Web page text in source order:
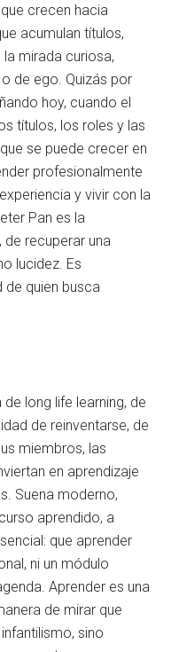
crecen hacia
acumulan títulos,
mirada curiosa,
de ego. Quizás por
hoy, cuando el
títulos, los roles y las
se puede crecer en
profesionalmente
y vivir con la
Pan es la
recuperar una
lucidez. Es
de quien busca
long life learning, de
de reinventarse, de
miembros, las
en aprendizaje
Suena moderno,
aprendido, a
que aprender
ni un módulo
Aprender es una
de mirar que
sino